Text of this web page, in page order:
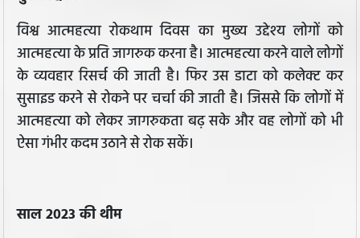
विश्व आत्महत्या रोकथाम दिवस का मुख्य उद्देश्य लोगों को
आत्महत्या के प्रति जागरुक करना है। आत्महत्या करने वाले लोगों
के व्यवहार रिसर्च की जाती है। फिर उस डाटा को कलेक्ट कर
सुसाइड करने से रोकने पर चर्चा की जाती है। जिससे कि लोगों में
आत्महत्या को लेकर जागरुकता बढ़ सके और वह लोगों को भी
ऐसा गंभीर कदम उठाने से रोक सकें।
साल 2023 की थीम